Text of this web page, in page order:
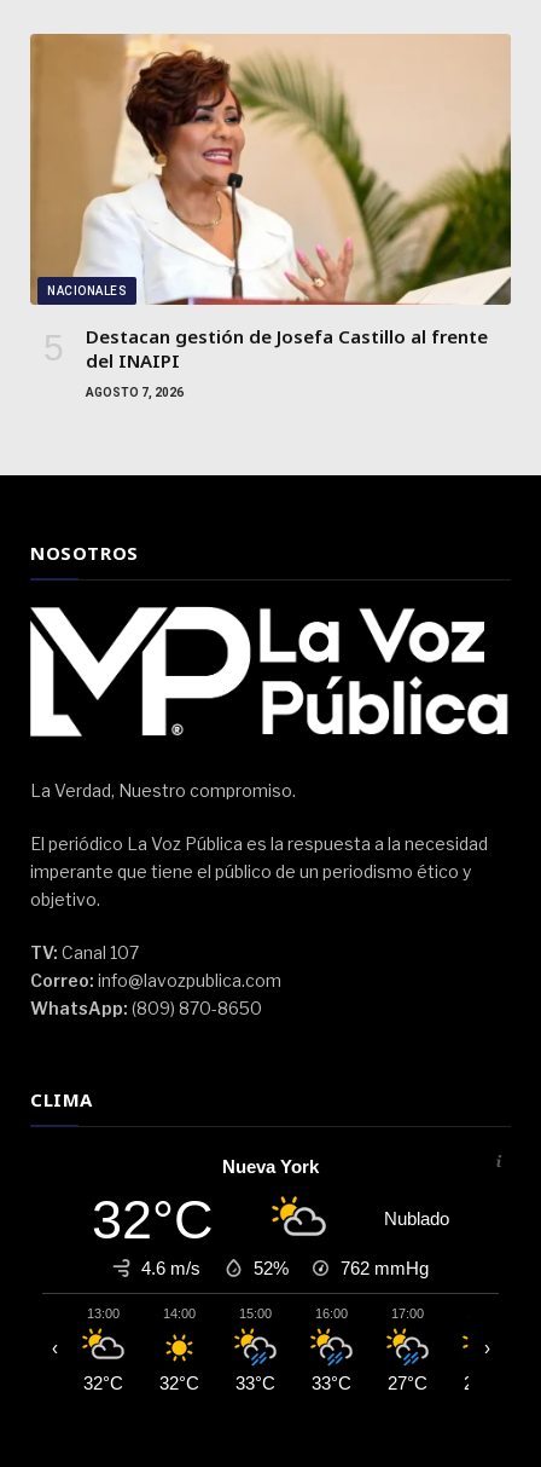
NACIONALES
Destacan gestión de Josefa Castillo al frente
del INAIPI
AGOSTO 7, 2026
NOSOTROS
La Verdad, Nuestro compromiso.
El periódico La Voz Pública es la respuesta a la necesidad
imperante que tiene el público de un periodismo ético y
objetivo.
TV: Canal 107
Correo: info@lavozpublica.com
WhatsApp: (809) 870-8650
CLIMA
Nueva York
32°C Nublado
4.6 m/s 52% 762 mmHg
13:00
32°C
14:00
32°C
15:00
33°C
16:00
33°C
17:00
27°C 25°C
‹ ›